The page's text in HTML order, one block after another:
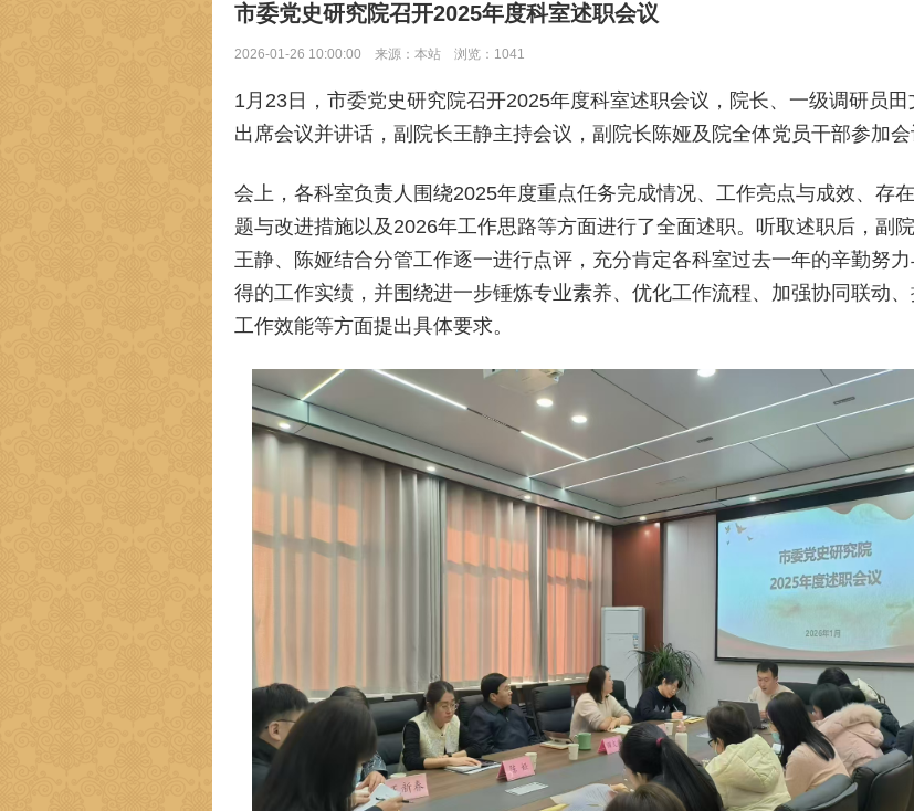
市委党史研究院召开2025年度科室述职会议
2026-01-26 10:00:00 来源：本站 浏览：1041
1月23日，市委党史研究院召开2025年度科室述职会议，院长、一级调研员田
出席会议并讲话，副院长王静主持会议，副院长陈娅及院全体党员干部参加会
会上，各科室负责人围绕2025年度重点任务完成情况、工作亮点与成效、存
题与改进措施以及2026年工作思路等方面进行了全面述职。听取述职后，副
王静、陈娅结合分管工作逐一进行点评，充分肯定各科室过去一年的辛勤努力
得的工作实绩，并围绕进一步锤炼专业素养、优化工作流程、加强协同联动
工作效能等方面提出具体要求。